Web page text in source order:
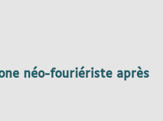
néo-fouriériste après